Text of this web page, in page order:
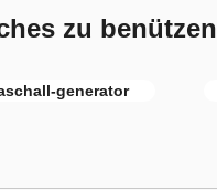
zu benützen
generator